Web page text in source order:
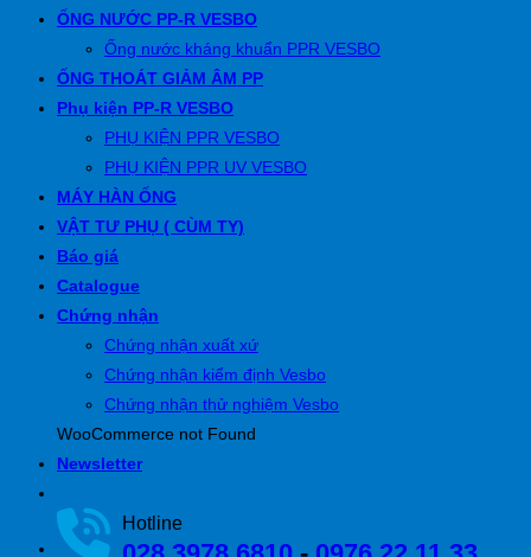
ỐNG NƯỚC PP-R VESBO
Ống nước kháng khuẩn PPR VESBO
ỐNG THOÁT GIẢM ÂM PP
Phụ kiện PP-R VESBO
PHỤ KIỆN PPR VESBO
PHỤ KIỆN PPR UV VESBO
MÁY HÀN ỐNG
VẬT TƯ PHỤ ( CÙM TY)
Báo giá
Catalogue
Chứng nhận
Chứng nhận xuất xứ
Chứng nhận kiểm định Vesbo
Chứng nhận thử nghiệm Vesbo
WooCommerce not Found
Newsletter
Hotline